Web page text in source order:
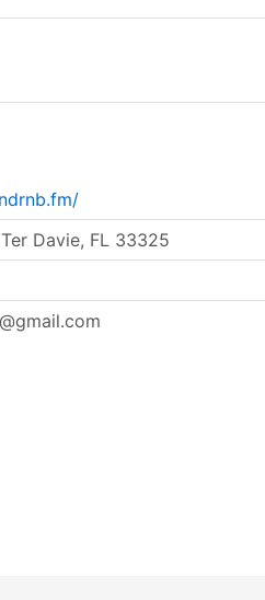
Davie, FL 33325